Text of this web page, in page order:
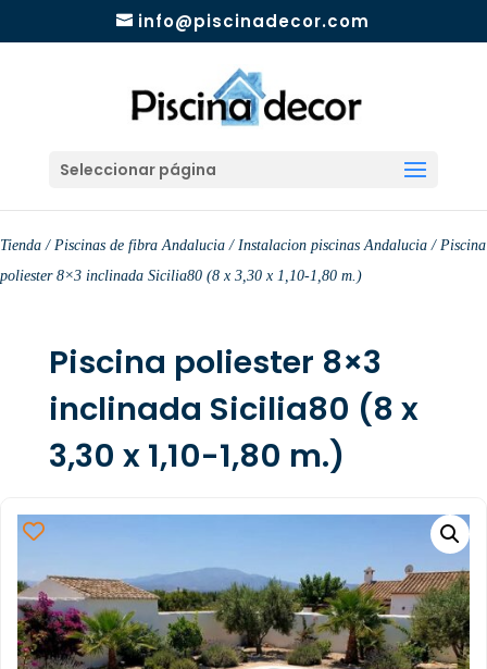
info@piscinadecor.com
Seleccionar página
Tienda / Piscinas de fibra Andalucia / Instalacion piscinas Andalucia / Piscina
poliester 8×3 inclinada Sicilia80 (8 x 3,30 x 1,10-1,80 m.)
Piscina poliester 8×3
inclinada Sicilia80 (8 x
3,30 x 1,10-1,80 m.)